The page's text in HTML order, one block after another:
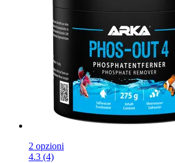
2 opzioni
4.3 (4)